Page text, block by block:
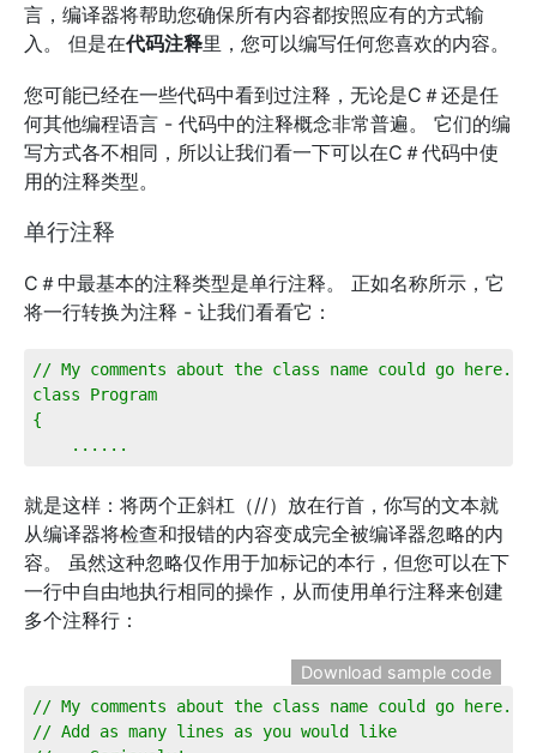
言，编译器将帮助您确保所有内容都按照应有的方式输
入。 但是在代码注释里，您可以编写任何您喜欢的内容。
您可能已经在一些代码中看到过注释，无论是C＃还是任
何其他编程语言 - 代码中的注释概念非常普遍。 它们的编
写方式各不相同，所以让我们看一下可以在C＃代码中使
用的注释类型。
单行注释
C＃中最基本的注释类型是单行注释。 正如名称所示，它
将一行转换为注释 - 让我们看看它：
// My comments about the class name could go here...
class Program
{
    ......
就是这样：将两个正斜杠（//）放在行首，你写的文本就
从编译器将检查和报错的内容变成完全被编译器忽略的内
容。 虽然这种忽略仅作用于加标记的本行，但您可以在下
一行中自由地执行相同的操作，从而使用单行注释来创建
多个注释行：
Download sample code
// My comments about the class name could go here...
// Add as many lines as you would like